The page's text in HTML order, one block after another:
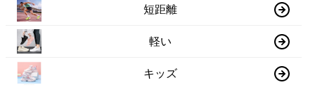
短距離
軽い
キッズ